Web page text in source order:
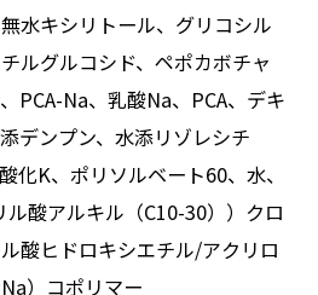
水キシリトール、グリコシル
ルグルコシド、ペポカボチャ
PCA-Na、乳酸Na、PCA、デキ
デンプン、水添リゾレシチ
化K、ポリソルベート60、水、
ル酸アルキル（C10-30））クロ
酸ヒドロキシエチル/アクリロ
）コポリマー